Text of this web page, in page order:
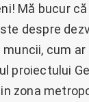
Mă bucur
despre
cum
proiectului
zona